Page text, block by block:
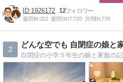
1926172 12
週間IN:210 週間OUT:720 月間IN:770
2
どんな空でも 自閉症の娘と